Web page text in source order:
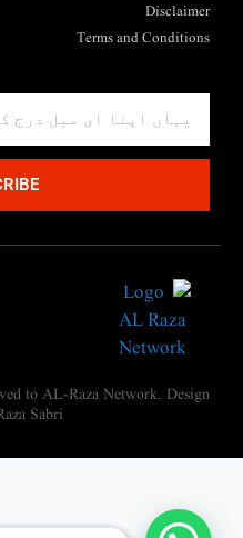
Disclaimer
Terms and Conditions
to AL-Raza Network. Design
Sabri